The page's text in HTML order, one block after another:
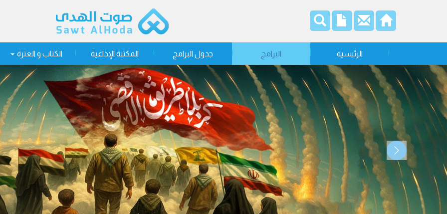
الرئيسية البرامج جدول البرامج المكتبة الإذاعية الكتاب و العترة